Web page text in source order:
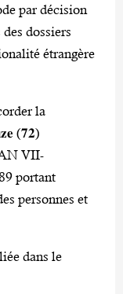
par décision
dossiers
étrangère
la
(𝟕𝟐)
VII-
portant
personnes et
dans le